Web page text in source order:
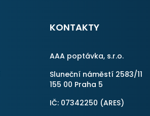
KONTAKTY
AAA poptávka, s.r.o.
Sluneční náměstí 2583/11
155 00 Praha 5
IČ: 07342250 (ARES)